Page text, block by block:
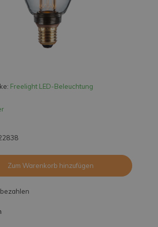
Freelight LED-Beleuchtung
Zum Warenkorb hinzufügen